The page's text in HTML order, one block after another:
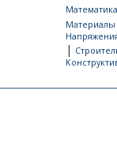
Математика
Материалы
|